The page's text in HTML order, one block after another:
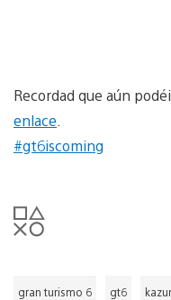
Recordad que aún
enlace
#gt6iscoming
gran turismo 6 gt6